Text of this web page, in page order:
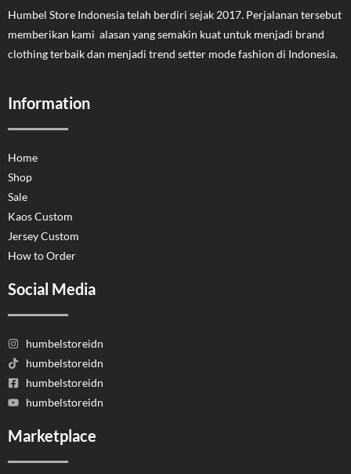
Humbel Store Indonesia telah berdiri sejak 2017. Perjalanan tersebut
memberikan kami alasan yang semakin kuat untuk menjadi brand
clothing terbaik dan menjadi trend setter mode fashion di Indonesia.
Information
Home
Shop
Sale
Kaos Custom
Jersey Custom
How to Order
Social Media
humbelstoreidn
humbelstoreidn
humbelstoreidn
humbelstoreidn
Marketplace